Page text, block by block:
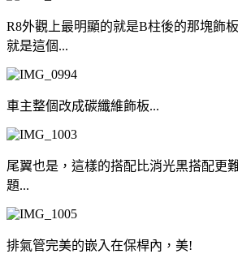
R8外觀上最明顯的就是B柱後的那塊飾
就是這個...
車主整個改成碳纖維飾板...
尾翼也是，這樣的搭配比消光黑搭配更
題...
排氣管完美的嵌入在保桿內，美!